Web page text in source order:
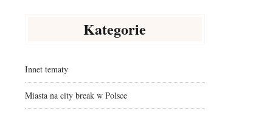
Kategorie
Innet tematy
Miasta na city break w Polsce